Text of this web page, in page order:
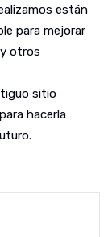
están
para mejorar
otros
sitio
hacerla